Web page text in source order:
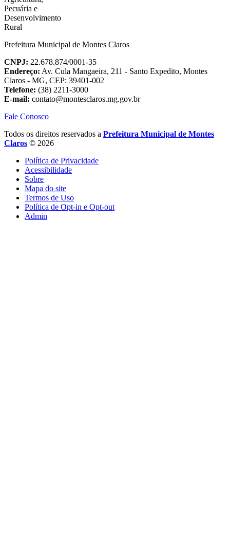
Prefeitura Municipal de Montes Claros
CNPJ: 22.678.874/0001-35
Endereço: Av. Cula Mangaeira, 211 - Santo Expedito, Montes
Claros - MG, CEP: 39401-002
Telefone: (38) 2211-3000
E-mail: contato@montesclaros.mg.gov.br
Fale Conosco
Todos os direitos reservados a Prefeitura Municipal de Montes
Claros © 2026
Política de Privacidade
Acessibilidade
Sobre
Mapa do site
Termos de Uso
Política de Opt-in e Opt-out
Admin